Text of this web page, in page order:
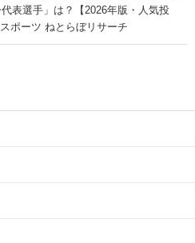
表選手」は？【2026年版・人気投
ポーツ ねとらぼリサーチ